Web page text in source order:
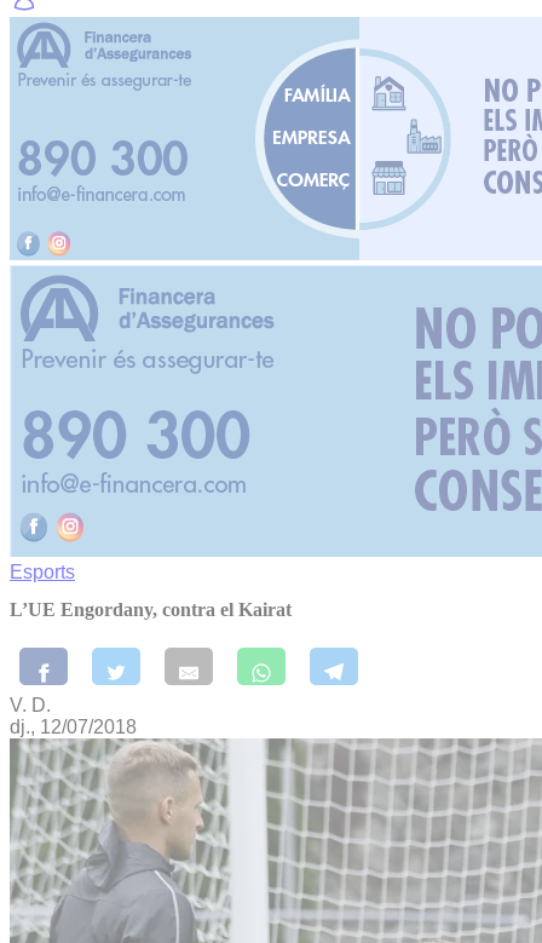
Esports
L’UE Engordany, contra el Kairat
V. D.
dj., 12/07/2018